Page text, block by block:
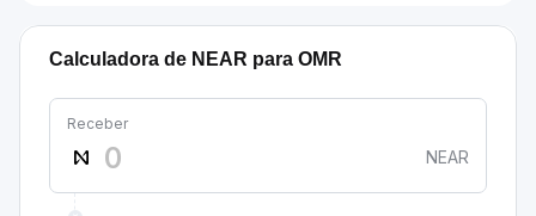
Calculadora de NEAR para OMR
Receber
NEAR